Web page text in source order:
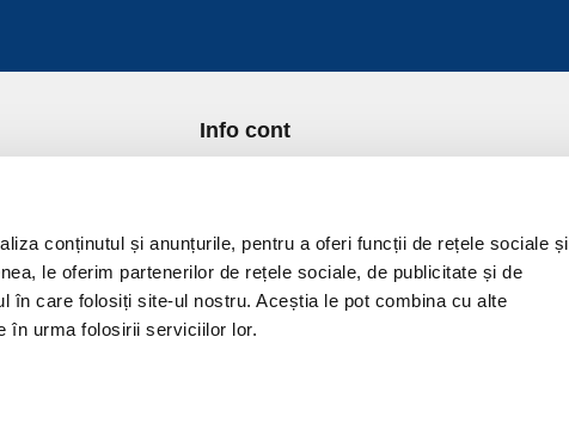
conținutul și anunțurile, pentru a oferi funcții de rețele sociale și
le oferim partenerilor de rețele sociale, de publicitate și de
în care folosiți site-ul nostru. Aceștia le pot combina cu alte
în urma folosirii serviciilor lor.
Info cont
Lista Favorite
GDPR - Protectia datelor
Contact